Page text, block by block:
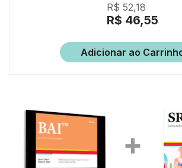
R$ 52,18
R$ 46,55
Adicionar ao